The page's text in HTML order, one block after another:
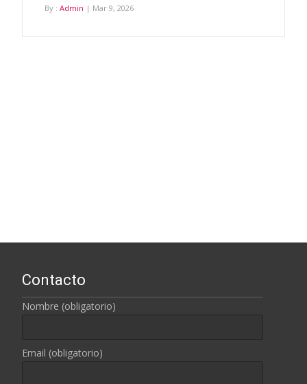
By : Admin | Mar 9, 2026
Contacto
Nombre (obligatorio)
Email (obligatorio)